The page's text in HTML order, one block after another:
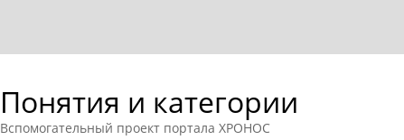
Понятия и категории
Вспомогательный проект портала ХРОНОС